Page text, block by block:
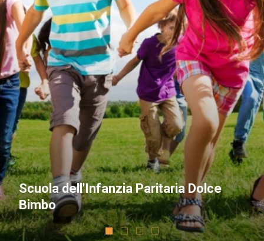
Scuola dell'Infanzia Paritaria Dolce
Bimbo